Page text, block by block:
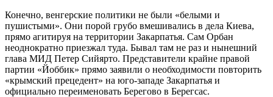
Конечно, венгерские политики не были «белыми и
пушистыми». Они порой грубо вмешивались в дела Киева,
прямо агитируя на территории Закарпатья. Сам Орбан
неоднократно приезжал туда. Бывал там не раз и нынешний
глава МИД Петер Сийярто. Представители крайне правой
партии «Йоббик» прямо заявили о необходимости повторить
«крымский прецедент» на юго-западе Закарпатья и
официально переименовать Берегово в Берегсас.